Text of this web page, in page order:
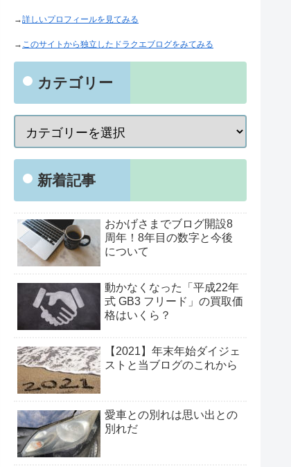
→詳しいプロフィールを見てみる
→ このサイトから独立したドラクエブログをみてみる
カテゴリー
新着記事
おかげさまでブログ開設8
周年！8年目の数字と今後
について
動かなくなった「平成22年
式 GB3 フリード」の買取価
格はいくら？
【2021】年末年始ダイジェ
ストと当ブログのこれから
愛車との別れは思い出との
別れだ